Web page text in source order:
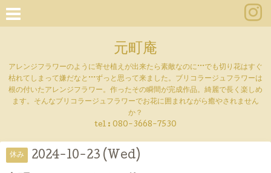
元町庵
アレンジフラワーのように寄せ植えが出来たら素敵なのに···でも切り花はすぐ
枯れてしまって嫌だなと···ずっと思って来ました。ブリコラージュフラワーは
根の付いたアレンジフラワー。作ったその瞬間が完成作品。綺麗で長く楽しめ
ます。そんなブリコラージュフラワーでお花に囲まれながら癒やされません
か？
tel : 080-3668-7530
休み 2024-10-23 (Wed)